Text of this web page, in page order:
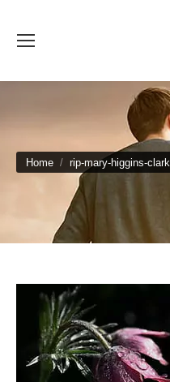
You are here:
Home rip-mary-higgins-clark